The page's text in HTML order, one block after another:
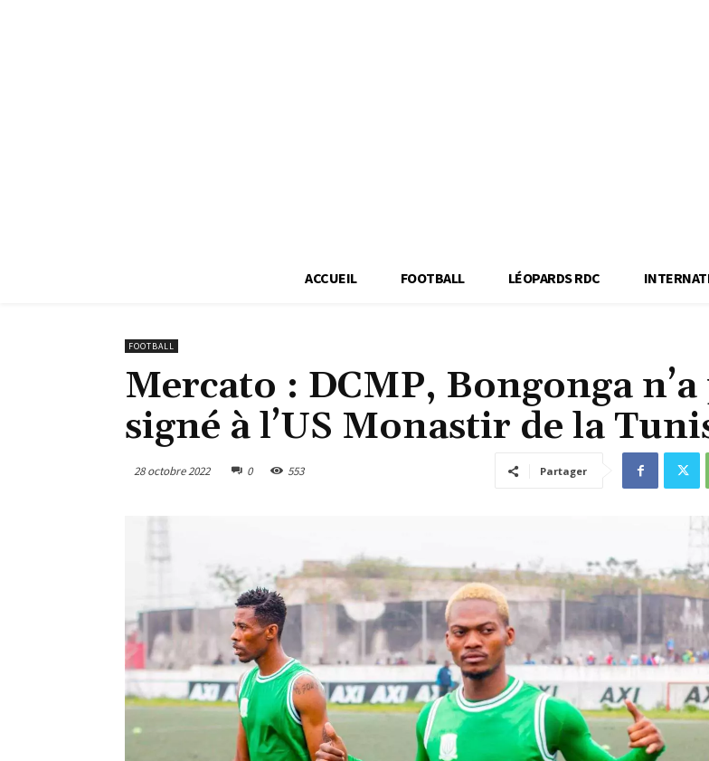
ACCUEIL FOOTBALL LÉOPARDS RDC
FOOTBALL
Mercato : DCMP, Bongonga n’a
signé à l’US Monastir de la
28 octobre 2022 0 553 Partager